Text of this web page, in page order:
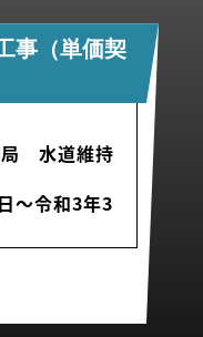
事（単価契
局 水道維持
～令和3年3